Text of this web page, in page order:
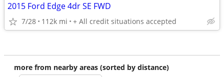
2015 Ford Edge 4dr SE FWD
7/28 112k mi + All credit situations accepted
more from nearby areas (sorted by distance)